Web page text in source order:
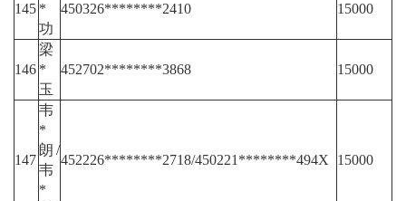
145 *
功
450326********2410 15000
146
梁
*
玉
452702********3868 15000
147
韦
*
朗/
韦
*
452226********2718/450221********494X 15000